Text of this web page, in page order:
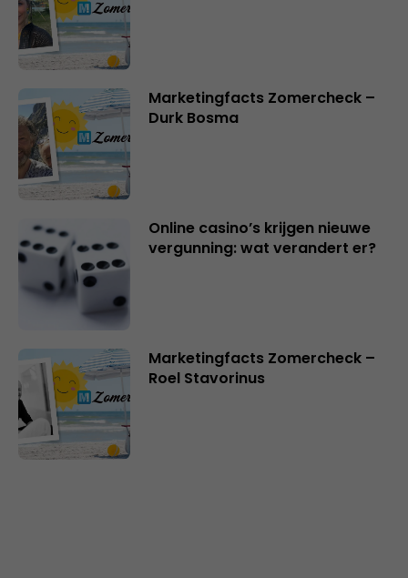
Marketingfacts Zomercheck –
Durk Bosma
Online casino’s krijgen nieuwe
vergunning: wat verandert er?
Marketingfacts Zomercheck –
Roel Stavorinus